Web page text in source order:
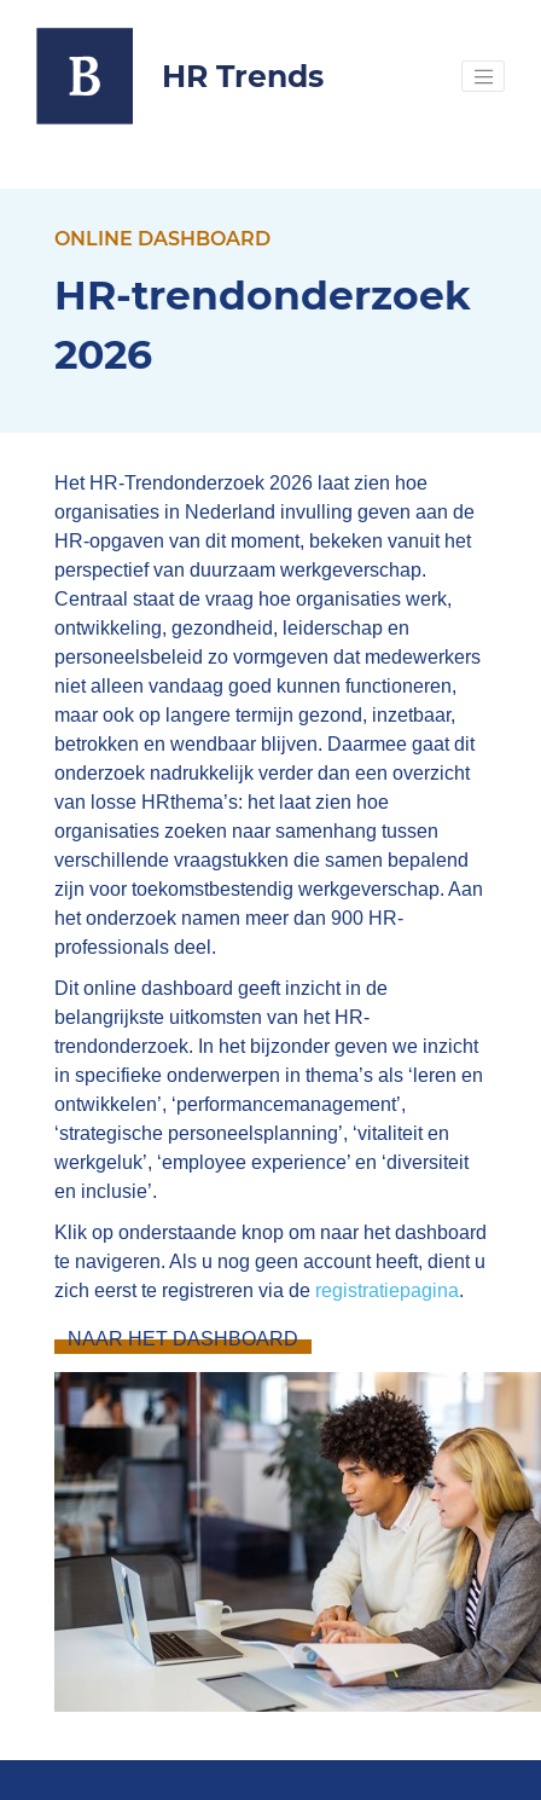
HR Trends
ONLINE DASHBOARD
HR-trendonderzoek
2026
Het HR-Trendonderzoek 2026 laat zien hoe
organisaties in Nederland invulling geven aan de
HR-opgaven van dit moment, bekeken vanuit het
perspectief van duurzaam werkgeverschap.
Centraal staat de vraag hoe organisaties werk,
ontwikkeling, gezondheid, leiderschap en
personeelsbeleid zo vormgeven dat medewerkers
niet alleen vandaag goed kunnen functioneren,
maar ook op langere termijn gezond, inzetbaar,
betrokken en wendbaar blijven. Daarmee gaat dit
onderzoek nadrukkelijk verder dan een overzicht
van losse HRthema’s: het laat zien hoe
organisaties zoeken naar samenhang tussen
verschillende vraagstukken die samen bepalend
zijn voor toekomstbestendig werkgeverschap. Aan
het onderzoek namen meer dan 900 HR-
professionals deel.
Dit online dashboard geeft inzicht in de
belangrijkste uitkomsten van het HR-
trendonderzoek. In het bijzonder geven we inzicht
in specifieke onderwerpen in thema’s als ‘leren en
ontwikkelen’, ‘performancemanagement’,
‘strategische personeelsplanning’, ‘vitaliteit en
werkgeluk’, ‘employee experience’ en ‘diversiteit
en inclusie’.
Klik op onderstaande knop om naar het dashboard
te navigeren. Als u nog geen account heeft, dient u
zich eerst te registreren via de registratiepagina.
NAAR HET DASHBOARD